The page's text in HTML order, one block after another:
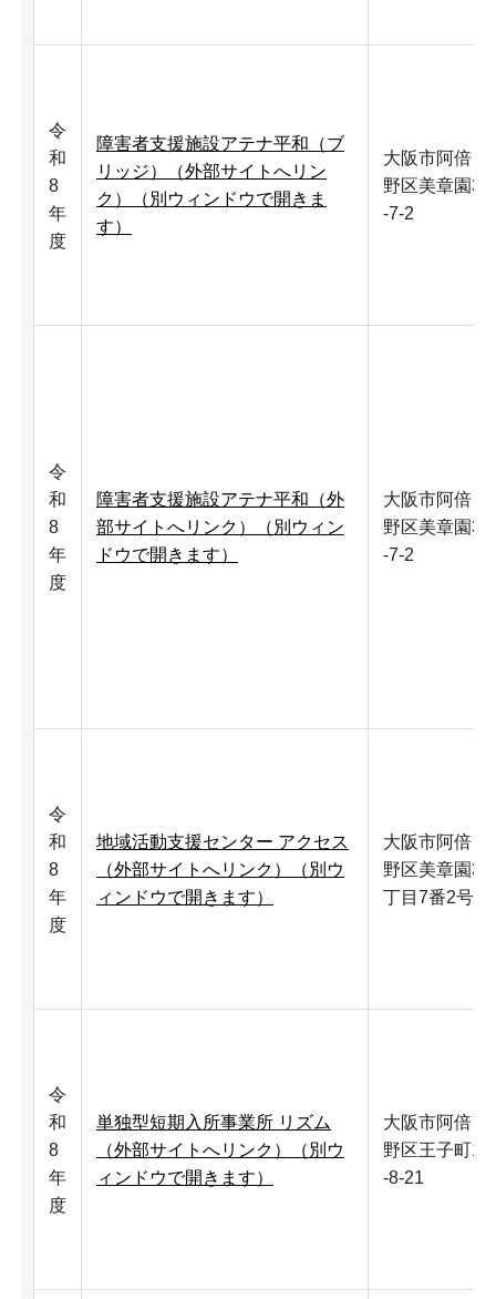
令
和
8
年
度
障害者支援施設アテナ平和（ブ
リッジ）（外部サイトへリン
ク）（別ウィンドウで開きま
す）
大阪市阿倍
野区美章園3
-7-2
令
和
8
年
度
障害者支援施設アテナ平和（外
部サイトへリンク）（別ウィン
ドウで開きます）
大阪市阿倍
野区美章園3
-7-2
令
和
8
年
度
地域活動支援センター アクセス
（外部サイトへリンク）（別ウ
ィンドウで開きます）
大阪市阿倍
野区美章園3
丁目7番2号
令
和
8
年
度
単独型短期入所事業所 リズム
（外部サイトへリンク）（別ウ
ィンドウで開きます）
大阪市阿倍
野区王子町1
-8-21